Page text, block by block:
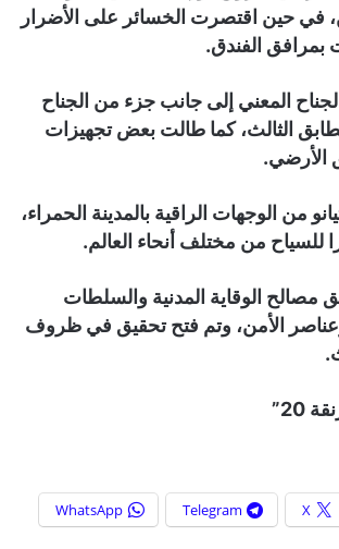
في حين اقتصرت الخسائر على الأضرار
بمرافق الفندق.
المعني إلى جانب جزء من الجناح
الثالث، كما طالت بعض تجهيزات
الأرضي.
من الوجهات الراقية بالمدينة الحمراء،
للسياح من مختلف أنحاء العالم.
مصالح الوقاية المدنية والسلطات
وعناصر الأمن، وتم فتح تحقيق في ظروف
X
Telegram
WhatsApp